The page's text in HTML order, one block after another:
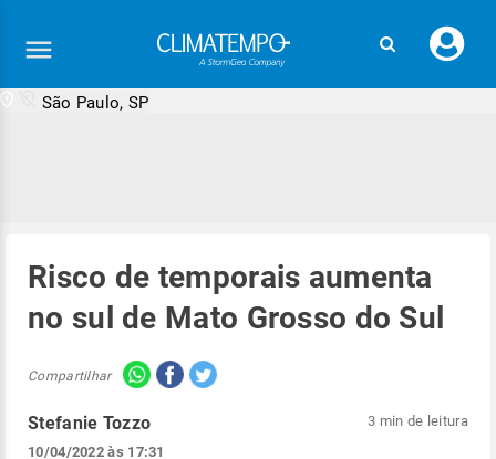
seu
São Paulo, SP
Risco de temporais aumenta
no sul de Mato Grosso do Sul
Compartilhar
Stefanie Tozzo
10/04/2022 às 17:31
3 min de leitura